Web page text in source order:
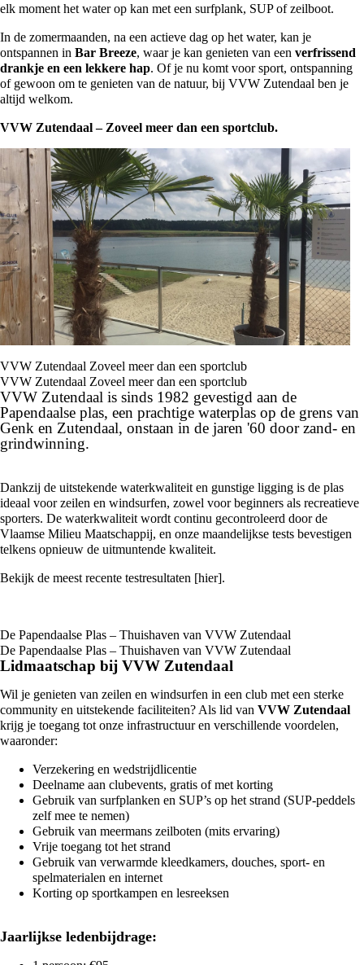
elk moment het water op kan met een surfplank, SUP of zeilboot.
In de zomermaanden, na een actieve dag op het water, kan je
ontspannen in Bar Breeze, waar je kan genieten van een verfrissend
drankje en een lekkere hap. Of je nu komt voor sport, ontspanning
of gewoon om te genieten van de natuur, bij VVW Zutendaal ben je
altijd welkom.
VVW Zutendaal – Zoveel meer dan een sportclub.
VVW Zutendaal Zoveel meer dan een sportclub
VVW Zutendaal Zoveel meer dan een sportclub
VVW Zutendaal is sinds 1982 gevestigd aan de
Papendaalse plas, een prachtige waterplas op de grens van
Genk en Zutendaal, onstaan in de jaren '60 door zand- en
grindwinning.
Dankzij de uitstekende waterkwaliteit en gunstige ligging is de plas
ideaal voor zeilen en windsurfen, zowel voor beginners als recreatieve
sporters. De waterkwaliteit wordt continu gecontroleerd door de
Vlaamse Milieu Maatschappij, en onze maandelijkse tests bevestigen
telkens opnieuw de uitmuntende kwaliteit.
Bekijk de meest recente testresultaten [hier].
De Papendaalse Plas – Thuishaven van VVW Zutendaal
De Papendaalse Plas – Thuishaven van VVW Zutendaal
Lidmaatschap bij VVW Zutendaal
Wil je genieten van zeilen en windsurfen in een club met een sterke
community en uitstekende faciliteiten? Als lid van VVW Zutendaal
krijg je toegang tot onze infrastructuur en verschillende voordelen,
waaronder:
Verzekering en wedstrijdlicentie
Deelname aan clubevents, gratis of met korting
Gebruik van surfplanken en SUP’s op het strand (SUP-peddels
zelf mee te nemen)
Gebruik van meermans zeilboten (mits ervaring)
Vrije toegang tot het strand
Gebruik van verwarmde kleedkamers, douches, sport- en
spelmaterialen en internet
Korting op sportkampen en lesreeksen
Jaarlijkse ledenbijdrage: